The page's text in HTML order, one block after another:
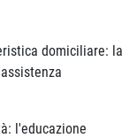
domiciliare: la
l'educazione